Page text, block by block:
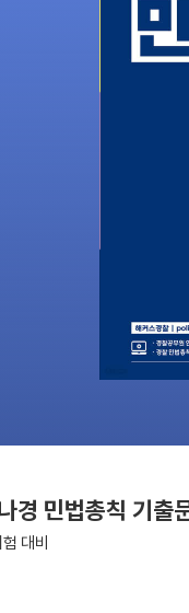
경 민법총칙 기출
대비